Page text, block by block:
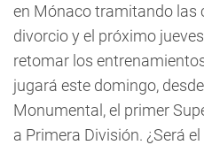
en Mónaco tramitando las
divorcio y el próximo
retomar los entrenamientos
jugará este domingo,
Monumental, el primer
a Primera División. ¿Será